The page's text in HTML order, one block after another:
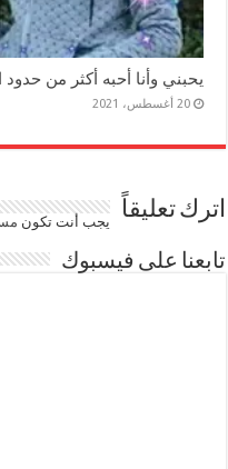
يحبني وأنا أحبه أكثر من
20 أغسطس، 2021
اترك تعليقاً يجب أنت تكون
تابعنا على فيسبوك